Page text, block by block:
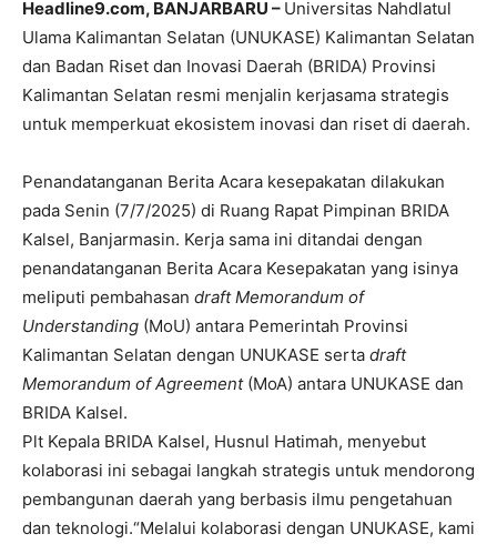
Headline9.com, BANJARBARU – Universitas Nahdlatul
Ulama Kalimantan Selatan (UNUKASE) Kalimantan Selatan
dan Badan Riset dan Inovasi Daerah (BRIDA) Provinsi
Kalimantan Selatan resmi menjalin kerjasama strategis
untuk memperkuat ekosistem inovasi dan riset di daerah.
Penandatanganan Berita Acara kesepakatan dilakukan
pada Senin (7/7/2025) di Ruang Rapat Pimpinan BRIDA
Kalsel, Banjarmasin. Kerja sama ini ditandai dengan
penandatanganan Berita Acara Kesepakatan yang isinya
meliputi pembahasan draft Memorandum of
Understanding (MoU) antara Pemerintah Provinsi
Kalimantan Selatan dengan UNUKASE serta draft
Memorandum of Agreement(MoA) antara UNUKASE dan
BRIDA Kalsel.
Plt Kepala BRIDA Kalsel, Husnul Hatimah, menyebut
kolaborasi ini sebagai langkah strategis untuk mendorong
pembangunan daerah yang berbasis ilmu pengetahuan
dan teknologi.“Melalui kolaborasi dengan UNUKASE, kami